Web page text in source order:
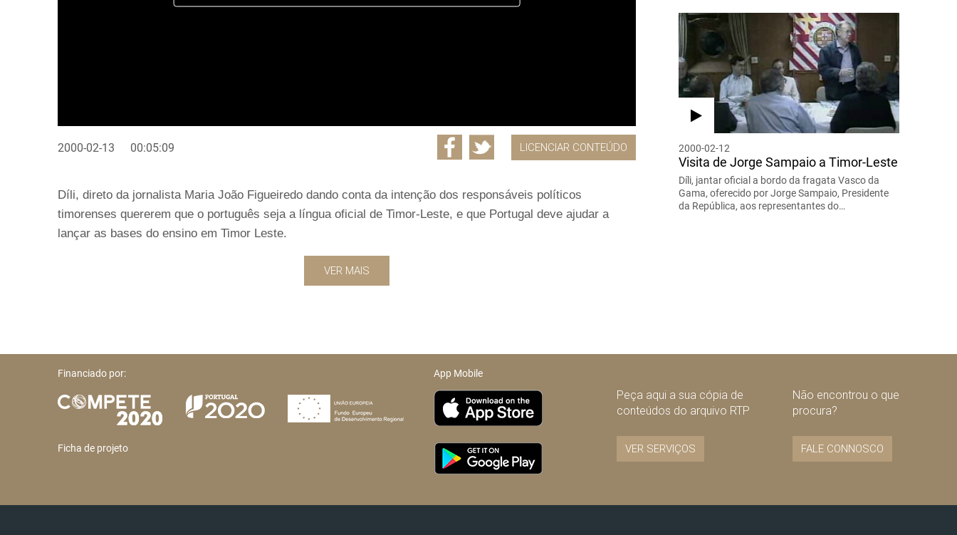
2000-02-13 00:05:09 LICENCIAR CONTEÚDO
Díli, direto da jornalista Maria João Figueiredo dando conta da intenção dos responsáveis políticos
timorenses quererem que o português seja a língua oficial de Timor-Leste, e que Portugal deve ajudar a
lançar as bases do ensino em Timor Leste.
VER MAIS
2000-02-12
Visita de Jorge Sampaio a Timor-Leste
Díli, jantar oficial a bordo da fragata Vasco da
Gama, oferecido por Jorge Sampaio, Presidente
da República, aos representantes do…
Financiado por:
Ficha de projeto
App Mobile
Peça aqui a sua cópia de
conteúdos do arquivo RTP
VER SERVIÇOS
Não encontrou o que
procura?
FALE CONNOSCO